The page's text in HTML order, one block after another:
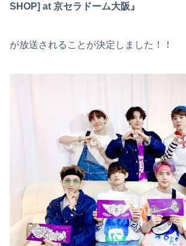
SHOP] at 京セラドーム大阪』
が放送されることが決定しました！！